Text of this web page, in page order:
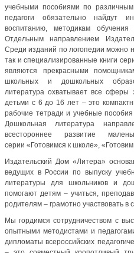
учебными пособиями по
педагоги обязательно найдут
воспитанию, методикам
Отдельным направлением
Среди изданий по логопедии можно
так и специализированные книги
являются прекрасными
школьных и дошкольных
литература охватывает все
детьми с 6 до 16 лет – это
рабочие тетради и учебные
Дошкольная литература
всестороннее развитие
серии «Готовимся к школе»,
Издательский Дом «Литера»
ведущих в России по выпуску
литературы для школьников и
помогают детям – учиться,
родителям – грамотно участвовать в
Мы гордимся сотрудничеством с
опытными методистами и
дипломаты всероссийских